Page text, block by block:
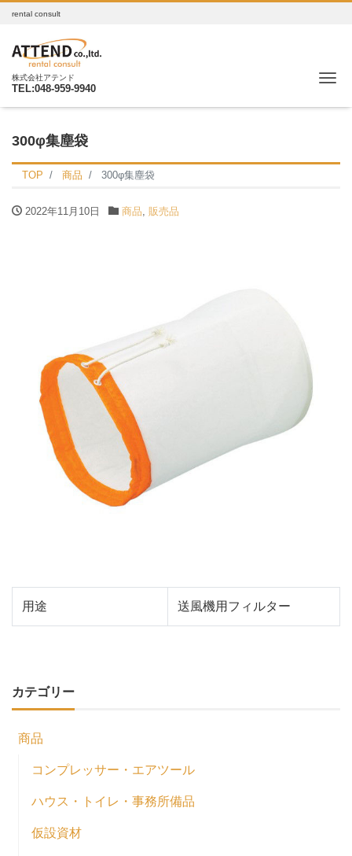
rental consult
株式会社アテンド
TEL:048-959-9940
300φ集塵袋
TOP 商品 300φ集塵袋
2022年11月10日 商品 販売品
用途 送風機用フィルター
カテゴリー
商品
コンプレッサー・エアツール
ハウス・トイレ・事務所備品
仮設資材